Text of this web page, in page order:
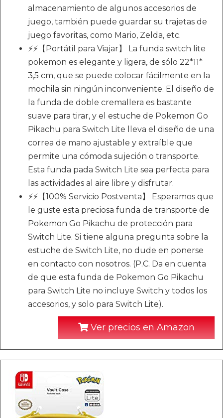
almacenamiento de algunos accesorios de
juego, también puede guardar su trajetas de
juego favoritas, como Mario, Zelda, etc.
⚡⚡【Portátil para Viajar】 La funda switch lite
pokemon es elegante y ligera, de sólo 22*11*
3,5 cm, que se puede colocar fácilmente en la
mochila sin ningún inconveniente. El diseño de
la funda de doble cremallera es bastante
suave para tirar, y el estuche de Pokemon Go
Pikachu para Switch Lite lleva el diseño de una
correa de mano ajustable y extraíble que
permite una cómoda sujeción o transporte.
Esta funda pada Switch Lite sea perfecta para
las actividades al aire libre y disfrutar.
⚡⚡【100% Servicio Postventa】 Esperamos que
le guste esta preciosa funda de transporte de
Pokemon Go Pikachu de protección para
Switch Lite. Si tiene alguna pregunta sobre la
estuche de Switch Lite, no dude en ponerse
en contacto con nosotros. (P.C. Da en cuenta
de que esta funda de Pokemon Go Pikachu
para Switch Lite no incluye Switch y todos los
accesorios, y solo para Switch Lite).
Ver precios en Amazon